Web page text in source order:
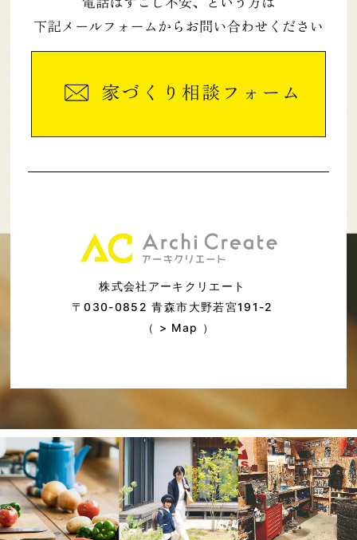
株式会社アーキクリエート
〒030-0852 青森市大野若宮191-2
（ > Map ）